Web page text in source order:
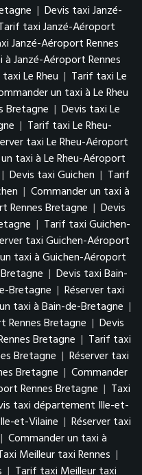
| Devis taxi Janzé-
taxi Janzé-Aéroport
Janzé-Aéroport Rennes
Janzé-Aéroport Rennes
Le Rheu | Tarif taxi Le
un taxi à Le Rheu
Bretagne | Devis taxi Le
| Tarif taxi Le Rheu-
taxi Le Rheu-Aéroport
taxi à Le Rheu-Aéroport
| Devis taxi Guichen | Tarif
| Commander un taxi à
Rennes Bretagne | Devis
| Tarif taxi Guichen-
taxi Guichen-Aéroport
taxi à Guichen-Aéroport
| Devis taxi Bain-
Bretagne | Réserver taxi
taxi à Bain-de-Bretagne |
Rennes Bretagne | Devis
Bretagne | Tarif taxi
Bretagne | Réserver taxi
Bretagne | Commander
Rennes Bretagne | Taxi
taxi département Ille-et-
et-Vilaine | Réserver taxi
| Commander un taxi à
Meilleur taxi Rennes |